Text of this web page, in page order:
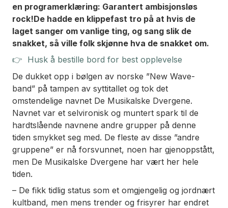
en programerklæring: Garantert ambisjonsløs
rock!De hadde en klippefast tro på at hvis de
laget sanger om vanlige ting, og sang slik de
snakket, så ville folk skjønne hva de snakket om.
👉 Husk å bestille bord for best opplevelse
De dukket opp i bølgen av norske ”New Wave-
band” på tampen av syttitallet og tok det
omstendelige navnet De Musikalske Dvergene.
Navnet var et selvironisk og muntert spark til de
hardtslående navnene andre grupper på denne
tiden smykket seg med. De fleste av disse ”andre
gruppene” er nå forsvunnet, noen har gjenoppstått,
men De Musikalske Dvergene har vært her hele
tiden.
– De fikk tidlig status som et omgjengelig og jordnært
kultband, men mens trender og frisyrer har endret